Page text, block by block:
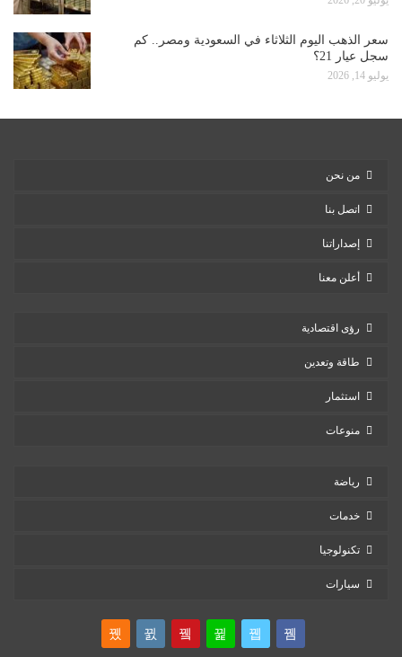
سعر الذهب اليوم الثلاثاء في السعودية ومصر.. كم
سجل عيار 21؟
يوليو 14, 2026
من نحن
اتصل بنا
إصداراتنا
أعلن معنا
رؤى اقتصادية
طاقة وتعدين
استثمار
منوعات
رياضة
خدمات
تكنولوجيا
سيارات